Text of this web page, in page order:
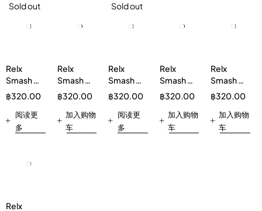
Sold out
Relx
Smash Go
12k 12000
Puffs
Cola 3%
฿320.00
阅读更
多
Relx
Smash Go
12k 12000
Puffs
Cola 5%
฿320.00
加入购物
车
Sold out
Relx
Smash Go
12k 12000
Puffs
Watermelon
3%
฿320.00
阅读更
多
Relx
Smash Go
12k 12000
Puffs
Grape 3%
฿320.00
加入购物
车
Relx
Smash Go
12k 12000
Puffs
Apple 3%
฿320.00
加入购物
车
Relx